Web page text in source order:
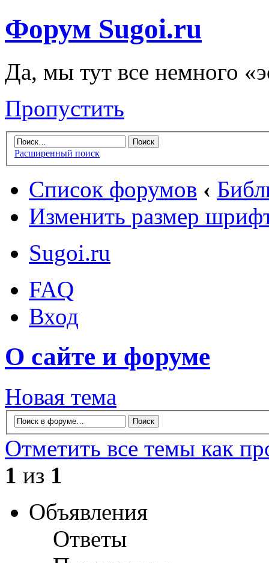
Форум Sugoi.ru
Да, мы тут все немного
Пропустить
Расширенный поиск
Список форумов ‹
Изменить размер
Sugoi.ru
FAQ
Вход
О сайте и форуме
Новая тема
Отметить все темы как
1 из 1
Объявления
Ответы